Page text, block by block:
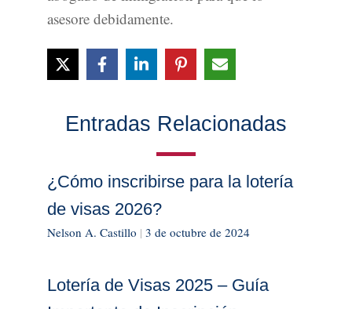
asesore debidamente.
Entradas Relacionadas
¿Cómo inscribirse para la lotería
de visas 2026?
Nelson A. Castillo | 3 de octubre de 2024
Lotería de Visas 2025 – Guía